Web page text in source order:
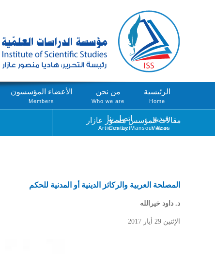
الرئيسية
Home
من نحن
Who we are
الأعضاء المؤسسون
Members
فيديو
Videos
اتصل بنا
Contact
مقالات المؤسس منصور عازار
Articles by Mansour Azar
المصلحة العربية والركائز الدينية أو المدنية للحكم
د. داود خيرالله
الإثنين 29 أيار 2017